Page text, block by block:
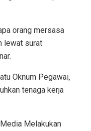
orang mersasa
lewat surat
Oknum Pegawai,
tenaga kerja
Melakukan